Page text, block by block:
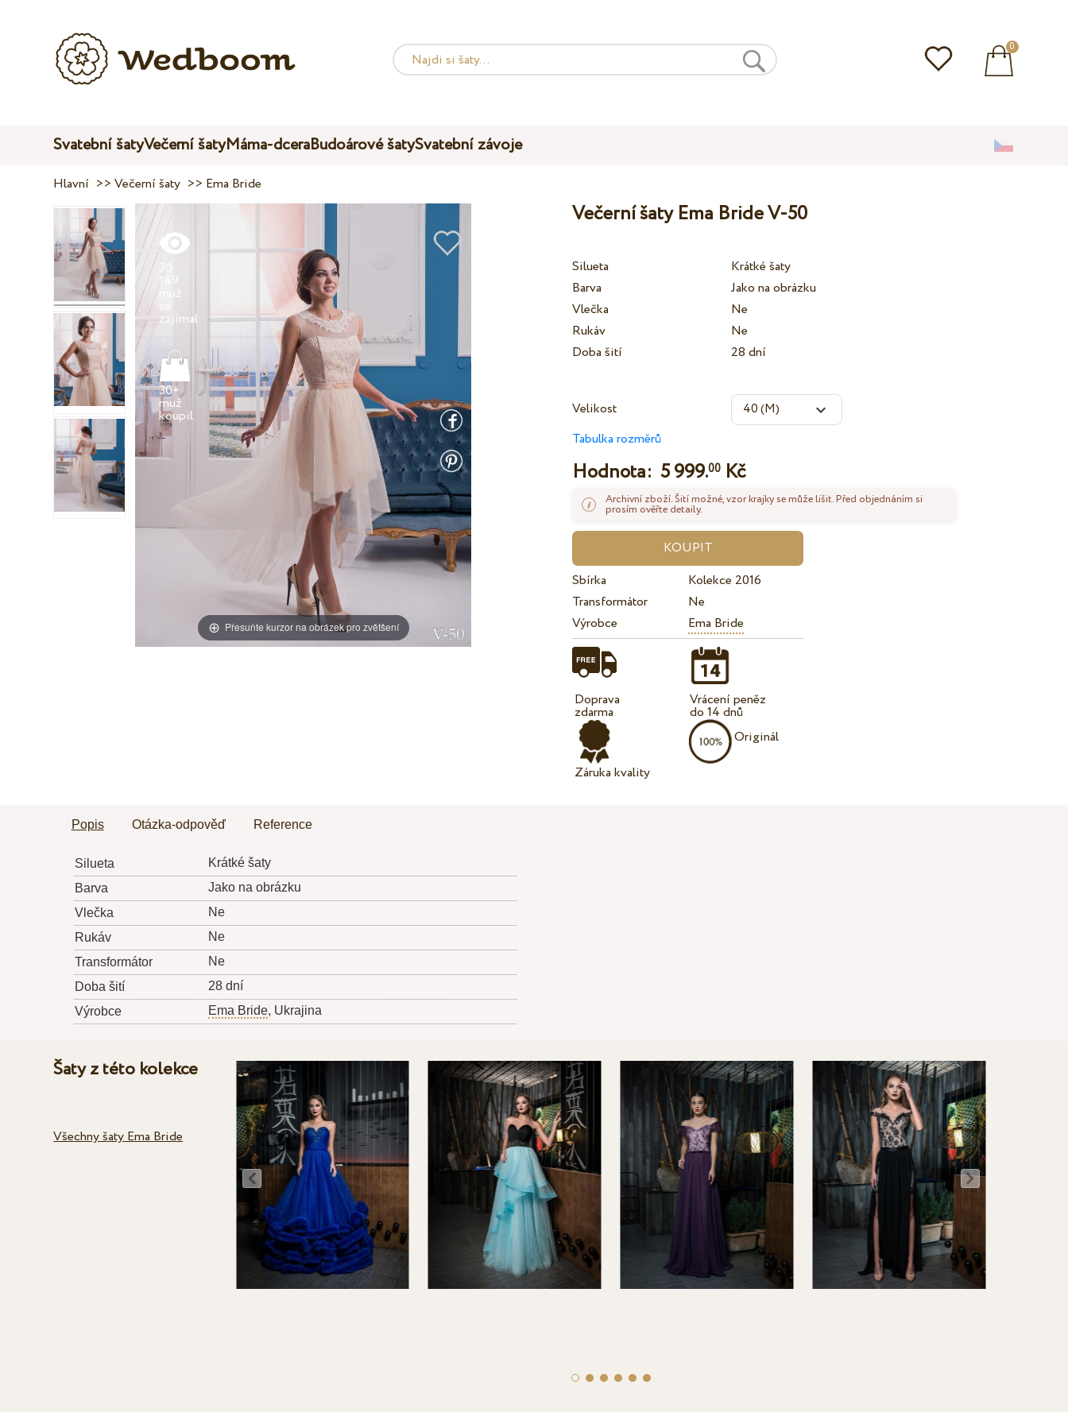
0
Svatební šatyVečerní šatyMáma-dceraBudoárové šatySvatební závoje
Hlavní >>Večerní šaty >> Ema Bride
Přesuňte kurzor na obrázek pro zvětšení
30
149
muž
se
30+
muž
Večerní šaty Ema Bride V-50
Silueta
Krátké šaty
Barva
Jako na obrázku
Vlečka
Ne
Rukáv
Ne
Doba šití
28 dní
Velikost
Tabulka rozměrů
Hodnota: 5 999.00 Kč
Archivní zboží. Šití možné, vzor krajky se může lišit. Před objednáním si
prosím ověřte detaily.
Sbírka
Kolekce 2016
Transformátor
Ne
Výrobce
Ema Bride
Doprava
zdarma
Záruka kvality
Vrácení peněz
do 14 dnů
Originál
Popis Otázka-odpověď Reference
Silueta
Krátké šaty
Barva
Jako na obrázku
Vlečka
Ne
Rukáv
Ne
Transformátor
Ne
Doba šití
28 dní
Výrobce
Ema Bride, Ukrajina
Šaty z této kolekce
Všechny šaty Ema Bride